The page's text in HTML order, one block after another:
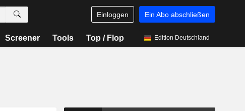
Einloggen Ein Abo abschließen
Screener Tools Top / Flop Edition Deutschland